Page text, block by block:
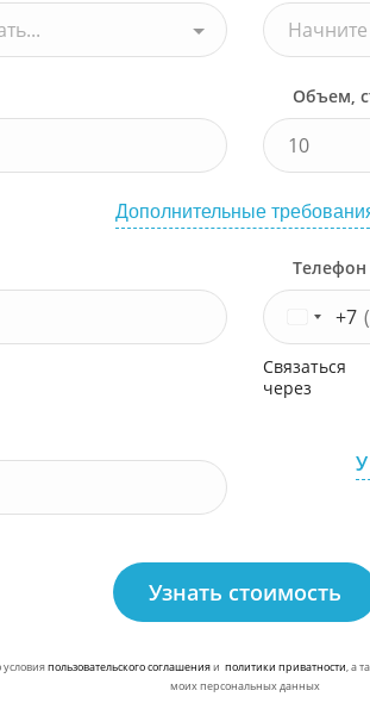
Объем,
Дополнительные
+7
Связаться
через
Узнать стоимость
пользовательского соглашенияи политики приватности, а
моих персональных данных